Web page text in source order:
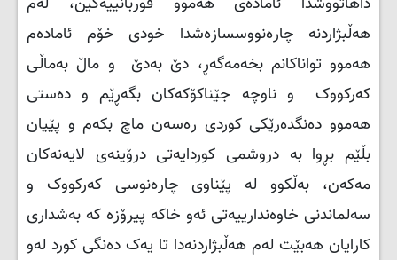
هەڵبژاردنە چارەنووسسازەشدا خودی خۆم ئامادەم
هەموو تواناكانم بخەمەگەڕ، دێ بەدێ و ماڵ بەماڵی
كەركووک و ناوچە جێناكۆكەكان بگەڕێم و دەستی
هەموو دەنگدەرێكی كوردی رەسەن ماچ بكەم و پێیان
بڵێم بڕوا بە دروشمی كوردایەتی درۆینەی لایەنەكان
مەكەن، بەڵكوو لە پێناوی چارەنوسی كەركووک و
سەلماندنی خاوەندارییەتی ئەو خاكە پیرۆزە كە بەشداری
كارایان هەبێت لەم هەڵبژاردنەدا تا یەک دەنگی كورد لەو